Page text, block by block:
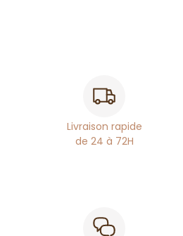
Livraison rapide
de 24 à 72H